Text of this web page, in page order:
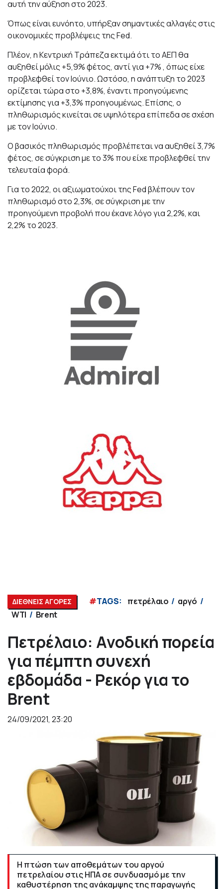
αυτή την αύξηση στο 2023.
Όπως είναι ευνόητο, υπήρξαν σημαντικές αλλαγές στις
οικονομικές προβλέψεις της Fed.
Πλέον, η Κεντρική Τράπεζα εκτιμά ότι το ΑΕΠ θα
αυξηθεί μόλις +5,9% φέτος, αντί για +7% , όπως είχε
προβλεφθεί τον Ιούνιο. Ωστόσο, η ανάπτυξη το 2023
ορίζεται τώρα στο +3,8%, έναντι προηγούμενης
εκτίμησης για +3,3% προηγουμένως. Επίσης, ο
πληθωρισμός κινείται σε υψηλότερα επίπεδα σε σχέση
με τον Ιούνιο.
Ο βασικός πληθωρισμός προβλέπεται να αυξηθεί 3,7%
φέτος, σε σύγκριση με το 3% που είχε προβλεφθεί την
τελευταία φορά.
Για το 2022, οι αξιωματούχοι της Fed βλέπουν τον
πληθωρισμό στο 2,3%, σε σύγκριση με την
προηγούμενη προβολή που έκανε λόγο για 2,2%, και
2,2% το 2023.
ΔΙΕΘΝΕΙΣ ΑΓΟΡΕΣ #TAGS: πετρέλαιο
αργό
WTI
Brent
Πετρέλαιο: Ανοδική πορεία
για πέμπτη συνεχή
εβδομάδα - Ρεκόρ για το
Brent
24/09/2021, 23:20
Η πτώση των αποθεμάτων του αργού
πετρελαίου στις ΗΠΑ σε συνδυασμό με την
καθυστέρηση της ανάκαμψης της παραγωγής